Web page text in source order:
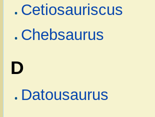
Cetiosauriscus
Chebsaurus
D
Datousaurus